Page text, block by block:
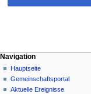
Navigationsmenü
Seitenaktionen
Spezialseite
Meine Werkzeuge
Nicht
angemeldet
Diskussionsseite
Navigation
Hauptseite
Gemeinschafts­portal
Aktuelle Ereignisse